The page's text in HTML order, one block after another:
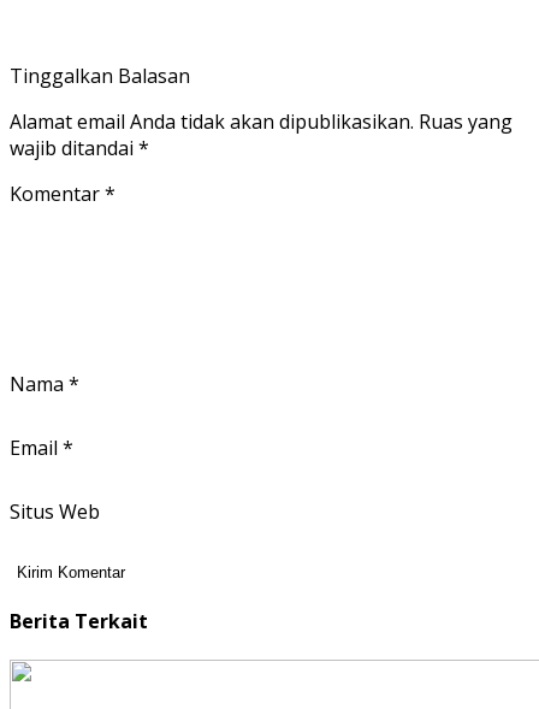
Tinggalkan Balasan
Alamat email Anda tidak akan dipublikasikan. Ruas yang
wajib ditandai *
Komentar*
Nama *
Email *
Situs Web
Berita Terkait